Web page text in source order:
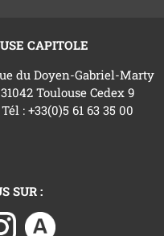
CAPITOLE
du Doyen-Gabriel-Marty
31042 Toulouse Cedex 9
Tél : +33(0)5 61 63 35 00
SUR :